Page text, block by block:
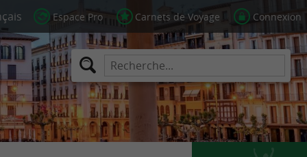
Espace Pro Carnets de Voyage Connexion